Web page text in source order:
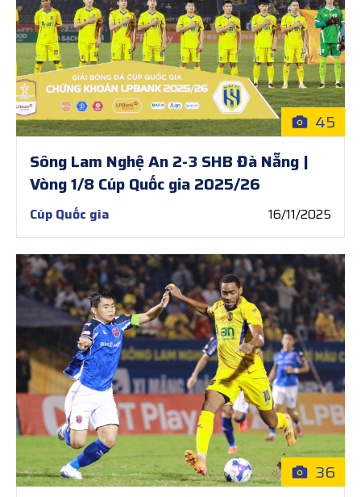
45
Sông Lam Nghệ An 2-3 SHB Đà Nẵng |
Vòng 1/8 Cúp Quốc gia 2025/26
Cúp Quốc gia 16/11/2025
36